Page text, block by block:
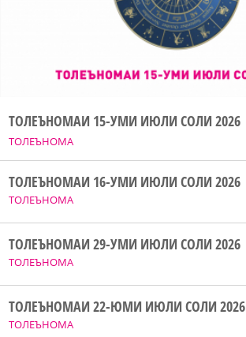
ТОЛЕЪНОМА
ТОЛЕЪНОМАИ 15-УМИ ИЮЛИ СОЛИ 2026
ТОЛЕЪНОМА
ТОЛЕЪНОМАИ 16-УМИ ИЮЛИ СОЛИ 2026
ТОЛЕЪНОМА
ТОЛЕЪНОМАИ 29-УМИ ИЮЛИ СОЛИ 2026
ТОЛЕЪНОМА
ТОЛЕЪНОМАИ 22-ЮМИ ИЮЛИ СОЛИ 2026